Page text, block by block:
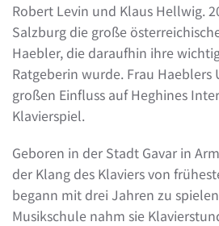
Robert Levin und Klaus Hellwig.
Salzburg die große
Haebler, die daraufhin ihre
Ratgeberin wurde. Frau
großen Einfluss auf Heghines
Klavierspiel.
Geboren in der Stadt Gavar in
der Klang des Klaviers von
begann mit drei Jahren zu
Musikschule nahm sie